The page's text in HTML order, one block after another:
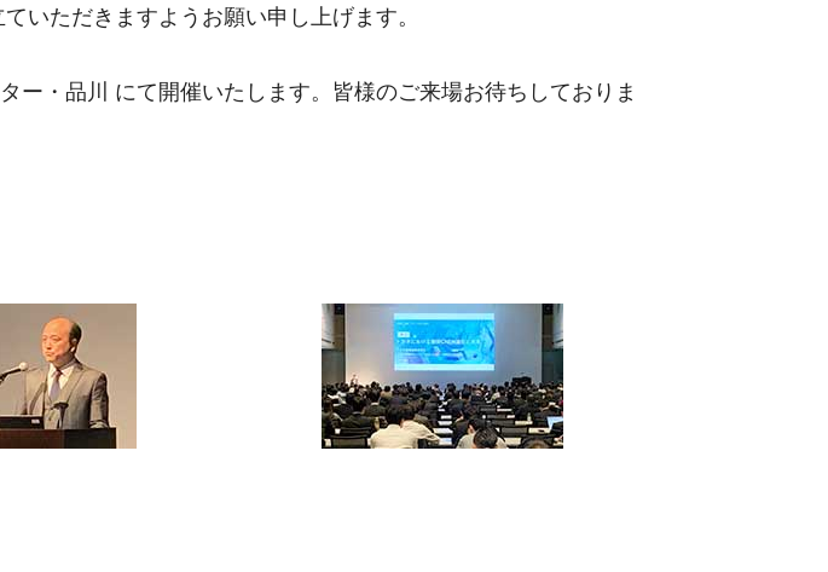
いただきますようお願い申し上げます。
ー・品川 にて開催いたします。皆様のご来場お待ちしておりま